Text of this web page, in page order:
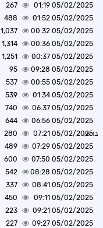
05/02/2025 01:19
267
05/02/2025 01:52
488
05/02/2025 00:32
1,037
05/02/2025 00:36
1,314
05/02/2025 00:37
1,251
05/02/2025 09:28
95
05/02/2025 00:55
537
05/02/2025 01:34
539
05/02/2025 06:37
740
05/02/2025 06:56
644
בראין
05/02/2025 07:21
280
05/02/2025 07:29
489
05/02/2025 07:50
600
05/02/2025 08:28
542
05/02/2025 08:41
337
05/02/2025 09:11
450
05/02/2025 09:21
223
05/02/2025 09:27
227